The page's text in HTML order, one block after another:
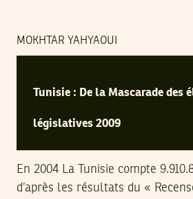
MOKHTAR YAHYAOUI
Tunisie : De la Mascarade des
législatives 2009
En 2004 La Tunisie compte
d’après les résultats du «